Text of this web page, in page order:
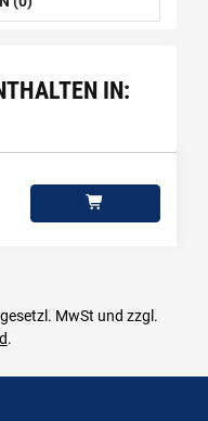
IN:
MwSt und zzgl.
.